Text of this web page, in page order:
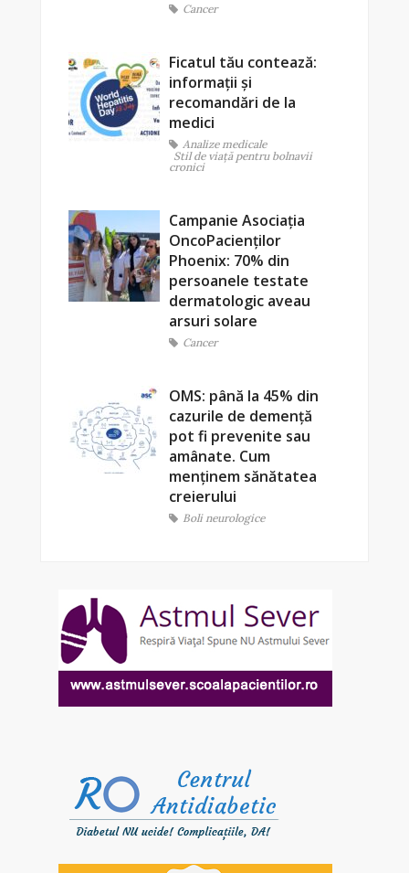
Cancer
Ficatul tău contează:
informații și
recomandări de la
medici
Analize medicale
Stil de viaţă pentru bolnavii
cronici
Campanie Asociația
OncoPacienților
Phoenix: 70% din
persoanele testate
dermatologic aveau
arsuri solare
Cancer
OMS: până la 45% din
cazurile de demență
pot fi prevenite sau
amânate. Cum
menținem sănătatea
creierului
Boli neurologice